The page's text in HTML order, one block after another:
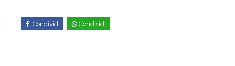
Condividi Condividi